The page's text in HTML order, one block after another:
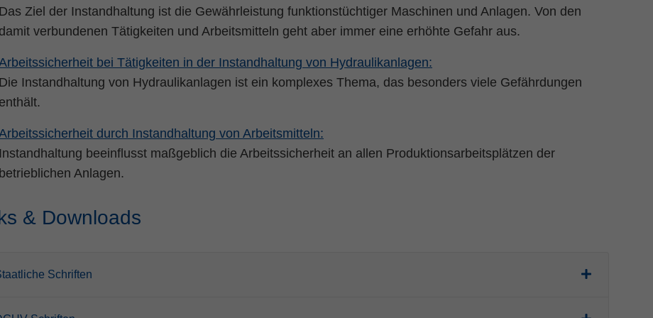
Das Ziel der Instandhaltung ist die Gewährleistung funktionstüchtiger Maschinen und Anlagen. Von den
damit verbundenen Tätigkeiten und Arbeitsmitteln geht aber immer eine erhöhte Gefahr aus.
bei Tätigkeiten in der Instandhaltung von Hydraulikanlagen:
Die Instandhaltung von Hydraulikanlagen ist ein komplexes Thema, das besonders viele Gefährdungen
enthält.
durch Instandhaltung von Arbeitsmitteln:
Instandhaltung beeinflusst maßgeblich die Arbeitssicherheit an allen Produktionsarbeitsplätzen der
betrieblichen Anlagen.
& Downloads
Schriften